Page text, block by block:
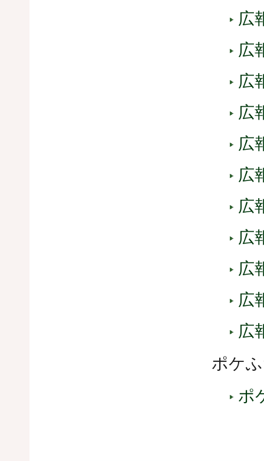
広
広
広
広
広
広
広
広
広
広
広
ポケ
ポ